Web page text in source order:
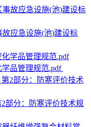
故应急设施(池)建设标
学品管理规范.pdf
2部分：防寒评价技术规